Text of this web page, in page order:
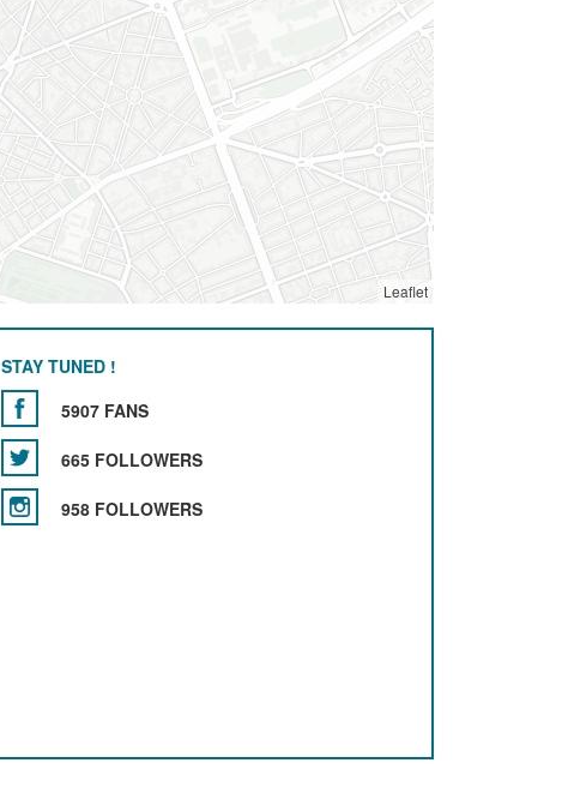
Leaflet
STAY TUNED !
5907 FANS
665 FOLLOWERS
958 FOLLOWERS